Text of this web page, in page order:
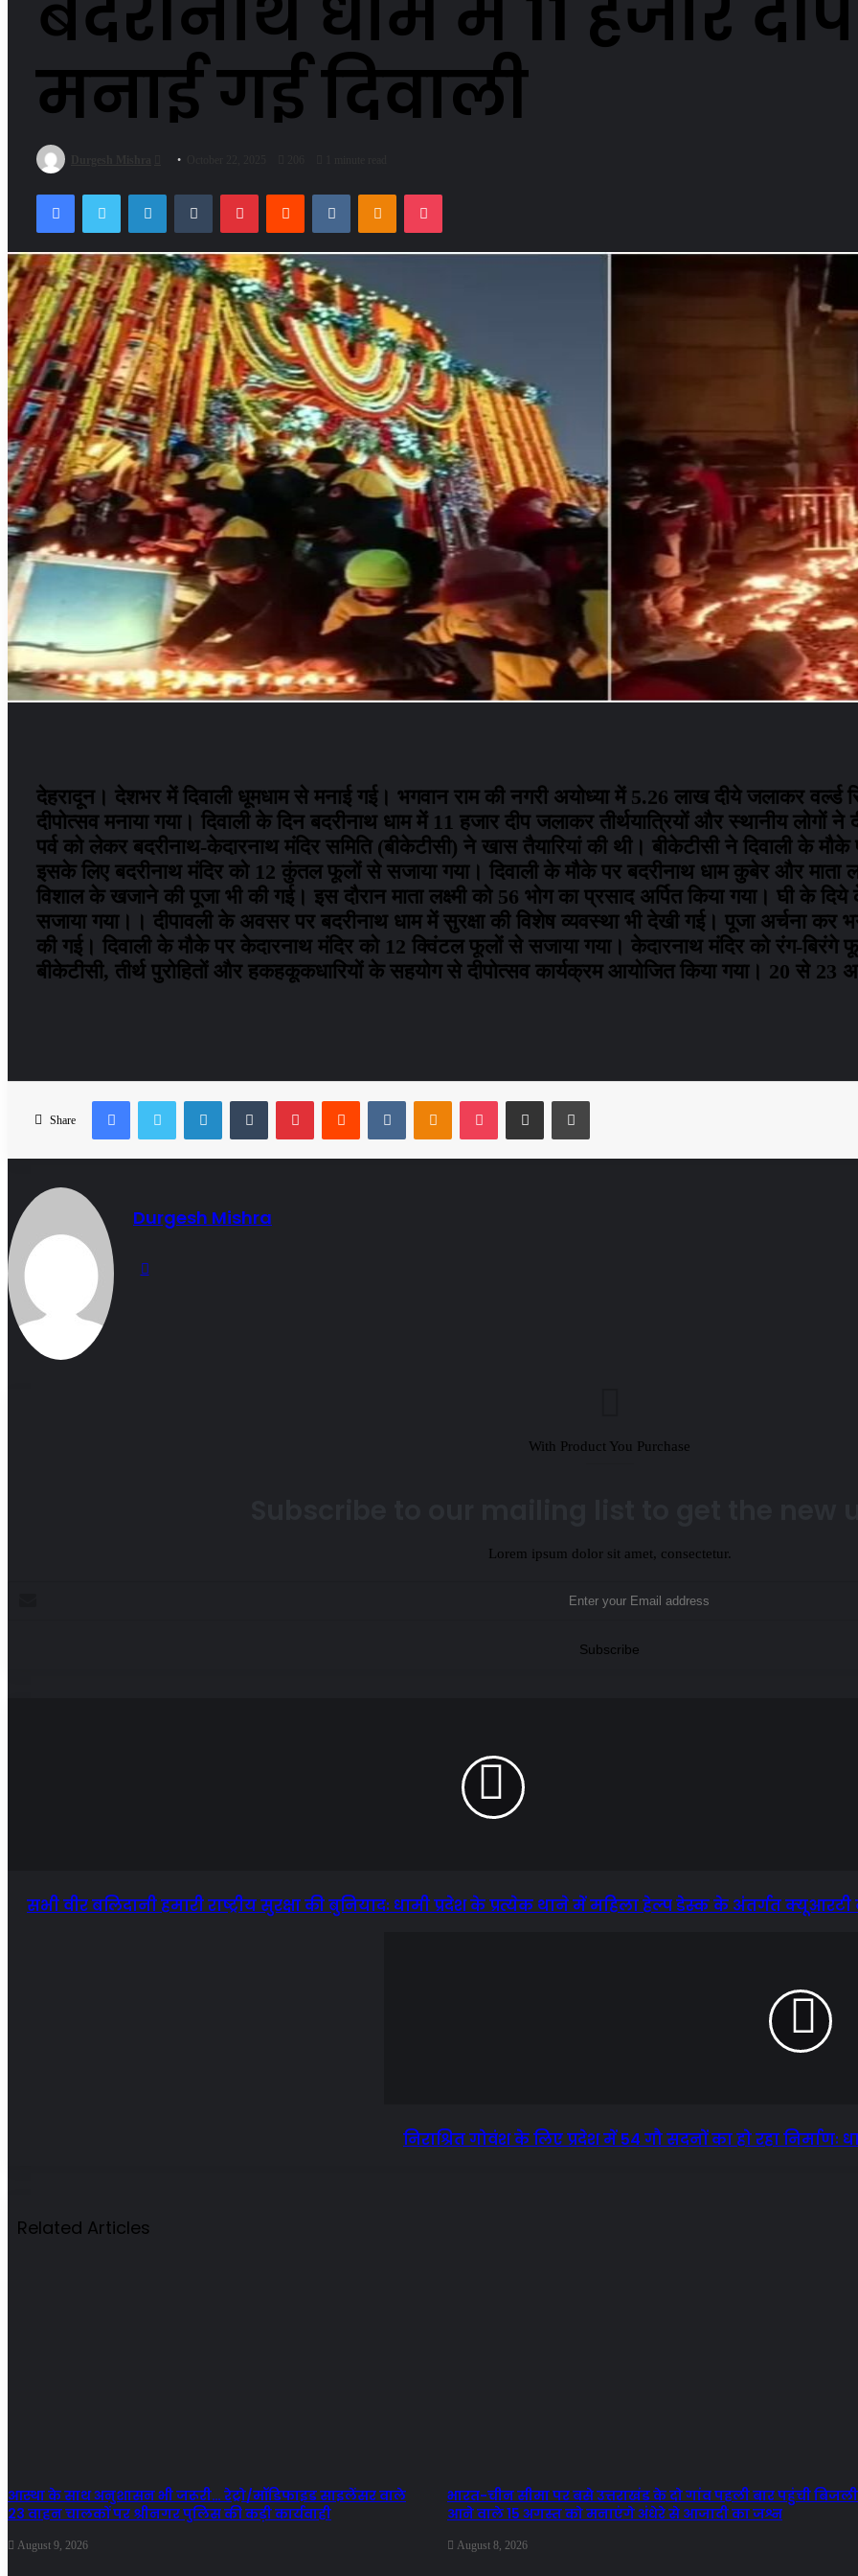
मनाई गई दिवाली
Send
FacebookTwitter LinkedInTumblrPinterestReddit VKontakteOdnoklassniki
Pocket
देहरादून। देशभर में दिवाली धूमधाम से मनाई गई। भगवान राम की नगरी अयोध्या में 5.26 लाख दीये जलाकर वर्ल्ड
दीपोत्सव मनाया गया। दिवाली के दिन बदरीनाथ धाम में 11 हजार दीप जलाकर तीर्थयात्रियों और स्थानीय लोगों ने
पर्व को लेकर बदरीनाथ-केदारनाथ मंदिर समिति (बीकेटीसी) ने खास तैयारियां की थी। बीकेटीसी ने दिवाली के
इसके लिए बदरीनाथ मंदिर को 12 कुंतल फूलों से सजाया गया। दिवाली के मौके पर बदरीनाथ धाम कुबेर और माता
विशाल के खजाने की पूजा भी की गई। इस दौरान माता लक्ष्मी को 56 भोग का प्रसाद अर्पित किया गया। घी के
सजाया गया।। दीपावली के अवसर पर बदरीनाथ धाम में सुरक्षा की विशेष व्यवस्था भी देखी गई। पूजा अर्चना कर
की गई। दिवाली के मौके पर केदारनाथ मंदिर को 12 क्विंटल फूलों से सजाया गया। केदारनाथ मंदिर को रंग-बिरंगे
बीकेटीसी, तीर्थ पुरोहितों और हकहकूकधारियों के सहयोग से दीपोत्सव कार्यक्रम आयोजित किया गया। 20 से 23
Share
FacebookTwitter LinkedInTumblrPinterestReddit VKontakteOdnoklassniki
Pocket Share via Email Print
Durgesh Mishra
Website
With Product You Purchase
Lorem ipsum dolor sit amet, consectetur.
सभी वीर बलिदानी हमारी राष्ट्रीय सुरक्षा की बुनियादः धामी प्रदेश के प्रत्येक थाने में महिला हेल्प डेस्क के अंतर्गत
निराश्रित गोवंश के लिए प्रदेश में 54 गौ सदनों का हो रहा निर्माणः
Related Articles
आस्था के साथ अनुशासन भी जरूरी… रेट्रो/मॉडिफाइड साइलेंसर वाले
23 वाहन चालकों पर श्रीनगर पुलिस की कड़ी कार्यवाही
August 9, 2026
भारत-चीन सीमा पर बसे उत्तराखंड के दो गांव पहली बार पहुंची बिजली
आने वाले 15 अगस्त को मनाएंगे अंधेरे से आजादी का जश्न
August 8, 2026